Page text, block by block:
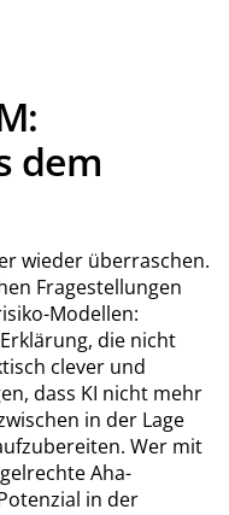
dem
wieder überraschen.
Fragestellungen
Modellen:
die nicht
clever und
dass KI nicht mehr
in der Lage
Wer mit
Aha-
in der